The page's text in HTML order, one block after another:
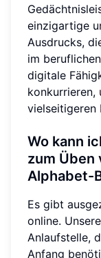
einzigartige
Ausdrucks,
im
digitale
konkurrieren,
vielseitigeren
Wo kann
zum
Alphabet-
Es gibt
online.
Anlaufstelle,
Anfang